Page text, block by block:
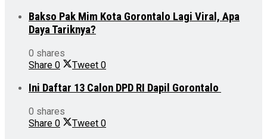
Bakso Pak Mim Kota Gorontalo Lagi Viral, Apa
Daya Tariknya?
0 shares
Share 0 Tweet 0
Ini Daftar 13 Calon DPD RI Dapil Gorontalo
0 shares
Share 0 Tweet 0